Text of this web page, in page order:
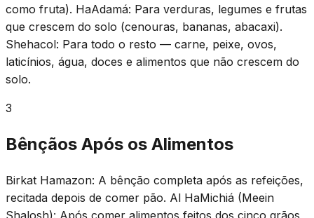
como fruta). HaAdamá: Para verduras, legumes e frutas
que crescem do solo (cenouras, bananas, abacaxi).
Shehacol: Para todo o resto — carne, peixe, ovos,
laticínios, água, doces e alimentos que não crescem do
solo.
3
Bênçãos Após os Alimentos
Birkat Hamazon: A bênção completa após as refeições,
recitada depois de comer pão. Al HaMichiá (Meein